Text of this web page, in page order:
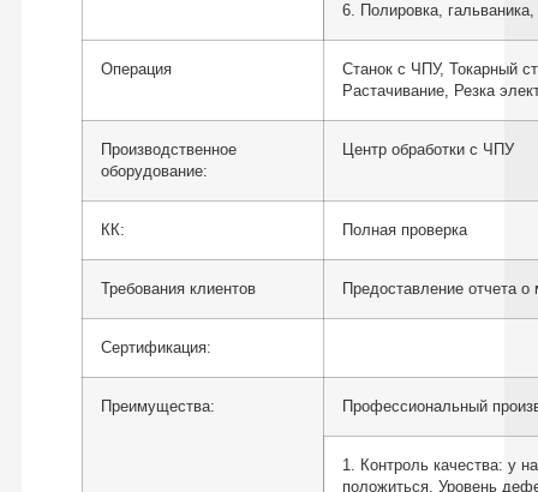
6. Полировка,
Операция
Станок с ЧПУ, Токарный
Растачивание, Резка
Производственное
оборудование:
Центр обработки с ЧПУ
КК: Полная проверка
Требования клиентов Предоставление отчета
Сертификация:
Преимущества: Профессиональный
1. Контроль качества: у
положиться. Уровень